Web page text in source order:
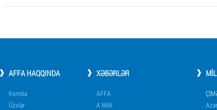
AFFA HAQQINDA
Komitə
Üzvlər
XƏBƏRLƏR
AFFA
A Milli